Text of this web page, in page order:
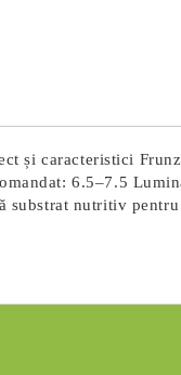
și caracteristici
6.5–7.5
substrat nutritiv